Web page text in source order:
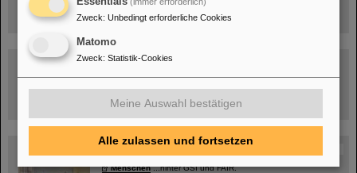
Besichtigung von GSI/FAIR –
Menschen...hinter GSI und FAIR.
Zweck: Unbedingt erforderliche Cookies
Matomo
Zweck: Statistik-Cookies
Meine Auswahl bestätigen
Alle zulassen und fortsetzen